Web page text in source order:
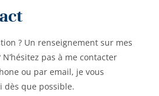
? Un renseignement sur mes
N’hésitez pas à me contacter
ou par email, je vous
dès que possible.